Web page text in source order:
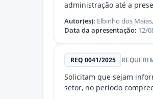
administração até a
Autor(es): Elbinho dos
Data da apresentação: 12/
REQ 0041/2025
Solicitam que sejam
setor, no período